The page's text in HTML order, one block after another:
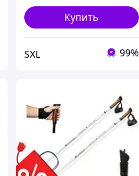
Купить
SXL 99%